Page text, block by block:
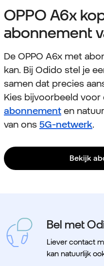
OPPO A6x
abonnement
De OPPO A6x met
kan. Bij Odido stel je
samen dat precies
Kies bijvoorbeeld voor
abonnement en
van ons 5G-netwerk.
Bekijk
Bel met
Liever contact
kan natuurlijk